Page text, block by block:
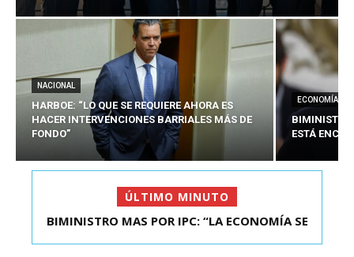
NACIONAL
HARBOE: “LO QUE SE REQUIERE AHORA ES
HACER INTERVENCIONES BARRIALES MÁS DE
FONDO”
ECONOMÍA
BIMINISTRO
ESTÁ
ÚLTIMO MINUTO
KAST SE REUNIÓ CON EL PRESIDENTE ELECTO DE
BIMINISTRO MAS POR IPC: “LA ECONOMÍA SE